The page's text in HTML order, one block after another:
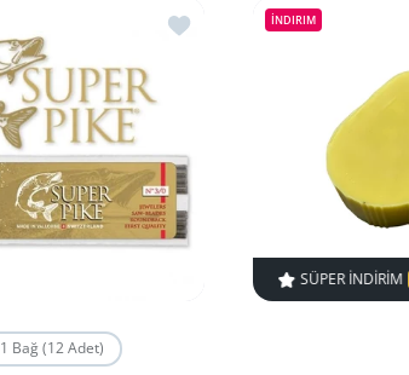
İstek listesine ekle Testere Kılı
1 Bağ (12 Adet)
İNDIRIM
SÜPER INDIRIM 33% KAPALI